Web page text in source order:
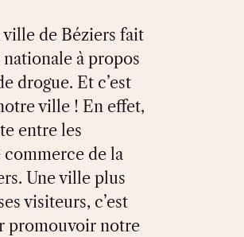
de Béziers fait
nationale à propos
drogue. Et c’est
ville ! En effet,
entre les
de la
Une ville plus
visiteurs, c’est
promouvoir notre